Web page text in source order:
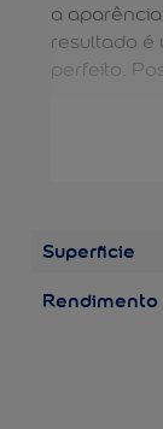
a
resultado é
perfeito.
Superficie
Rendimento